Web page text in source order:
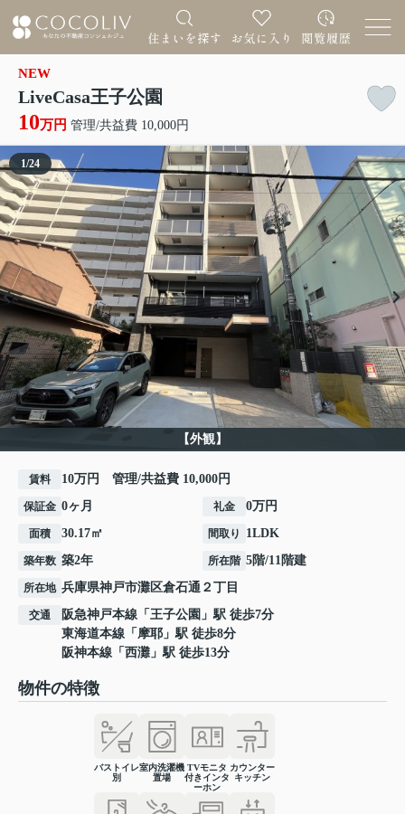
NEW
LiveCasa王子公園
10万円 管理/共益費 10,000円
【外観】
1/24
賃料 10万円 管理/共益費 10,000円
保証金 0ヶ月 礼金 0万円
面積 30.17㎡ 間取り 1LDK
築年数 築2年 所在階 5階/11階建
所在地 兵庫県神戸市灘区倉石通 ２丁目
交通 阪急神戸本線 「 王子公園 」駅 徒歩7分
東海道本線 「 摩耶 」駅 徒歩8分
阪神本線 「 西灘 」駅 徒歩13分
物件の特徴
バストイレ
別
室内洗濯機
置場
TVモニタ
付きインタ
ーホン
カウンター
キッチン